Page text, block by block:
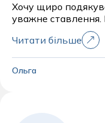
Хочу щиро
уважне
— лікар детально
ретельний огляд і
обстеження та
Читати більше
Ольга